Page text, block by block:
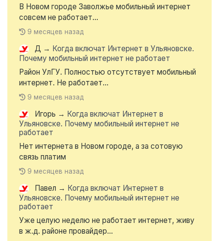
В Новом городе Заволжье мобильный интернет
совсем не работает...
9 месяцев назад
Д → Когда включат Интернет в Ульяновске.
Почему мобильный интернет не работает
Район УлГУ. Полностью отсутствует мобильный
интернет. Не работает...
9 месяцев назад
Игорь → Когда включат Интернет в
Ульяновске. Почему мобильный интернет не
работает
Нет интернета в Новом городе, а за сотовую
связь платим
9 месяцев назад
Павел → Когда включат Интернет в
Ульяновске. Почему мобильный интернет не
работает
Уже целую неделю не работает интернет, живу
в ж.д. районе провайдер...